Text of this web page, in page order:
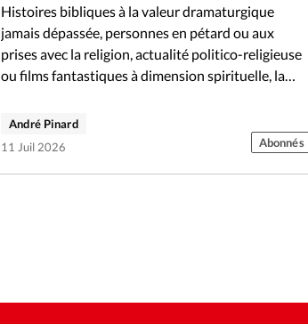
Histoires bibliques à la valeur dramaturgique
jamais dépassée, personnes en pétard ou aux
prises avec la religion, actualité politico-religieuse
ou films fantastiques à dimension spirituelle, la
spirituelles.
André Pinard
11 Juil 2026
Abonnés